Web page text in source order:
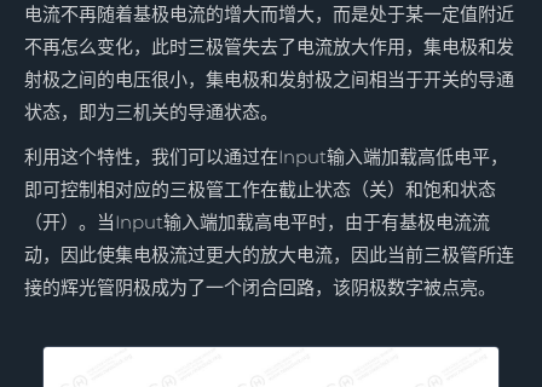
电流不再随着基极电流的增大而增大，而是处于某一定值附近
不再怎么变化，此时三极管失去了电流放大作用，集电极和发
射极之间的电压很小，集电极和发射极之间相当于开关的导通
状态，即为三机关的导通状态。
利用这个特性，我们可以通过在Input输入端加载高低电平，
即可控制相对应的三极管工作在截止状态（关）和饱和状态
（开）。当Input输入端加载高电平时，由于有基极电流流
动，因此使集电极流过更大的放大电流，因此当前三极管所连
接的辉光管阴极成为了一个闭合回路，该阴极数字被点亮。